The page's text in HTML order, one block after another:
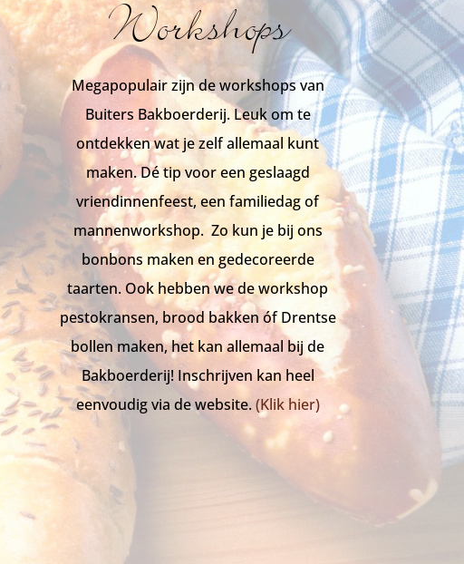
Workshops
Megapopulair zijn de workshops van
Buiters Bakboerderij. Leuk om te
ontdekken wat je zelf allemaal kunt
maken. Dé tip voor een geslaagd
vriendinnenfeest, een familiedag of
mannenworkshop. Zo kun je bij ons
bonbons maken en gedecoreerde
taarten. Ook hebben we de workshop
pestokransen, brood bakken óf Drentse
bollen maken, het kan allemaal bij de
Bakboerderij! Inschrijven kan heel
eenvoudig via de website.(Klik hier)